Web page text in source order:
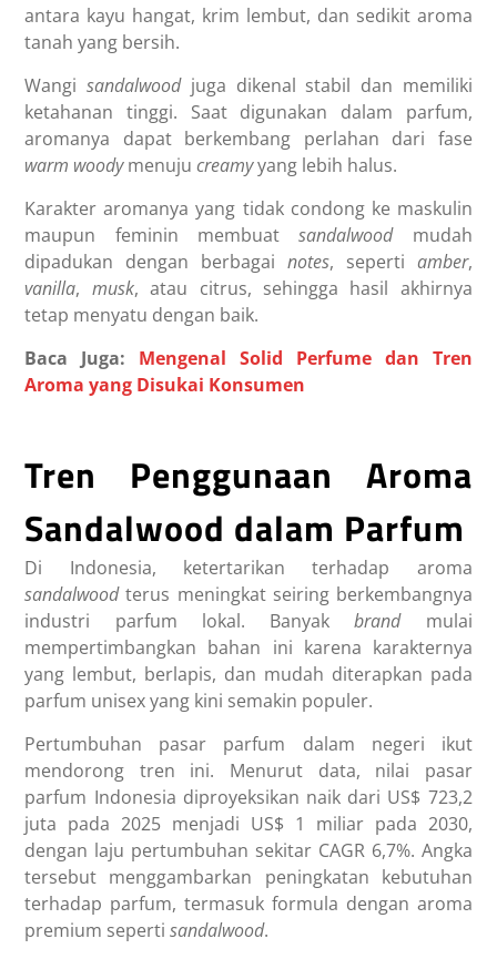
antara kayu hangat, krim lembut, dan sedikit aroma
tanah yang bersih.
Wangi sandalwoodjuga dikenal stabil dan memiliki
ketahanan tinggi. Saat digunakan dalam parfum,
aromanya dapat berkembang perlahan dari fase
warm woodymenuju creamyyang lebih halus.
Karakter aromanya yang tidak condong ke maskulin
maupun feminin membuatsandalwoodmudah
dipadukan dengan berbagai notes, seperti amber,
vanilla, musk, atau citrus, sehingga hasil akhirnya
tetap menyatu dengan baik.
Baca Juga: Mengenal Solid Perfume dan Tren
Aroma yang Disukai Konsumen
Tren Penggunaan Aroma
Sandalwood dalam Parfum
Di Indonesia, ketertarikan terhadap aroma
sandalwoodterus meningkat seiring berkembangnya
industri parfum lokal. Banyakbrand mulai
mempertimbangkan bahan ini karena karakternya
yang lembut, berlapis, dan mudah diterapkan pada
parfum unisex yang kini semakin populer.
Pertumbuhan pasar parfum dalam negeri ikut
mendorong tren ini. Menurut data, nilai pasar
parfum Indonesia diproyeksikan naik dari US$ 723,2
juta pada 2025 menjadi US$ 1 miliar pada 2030,
dengan laju pertumbuhan sekitar CAGR 6,7%. Angka
tersebut menggambarkan peningkatan kebutuhan
terhadap parfum, termasuk formula dengan aroma
premium seperti sandalwood.